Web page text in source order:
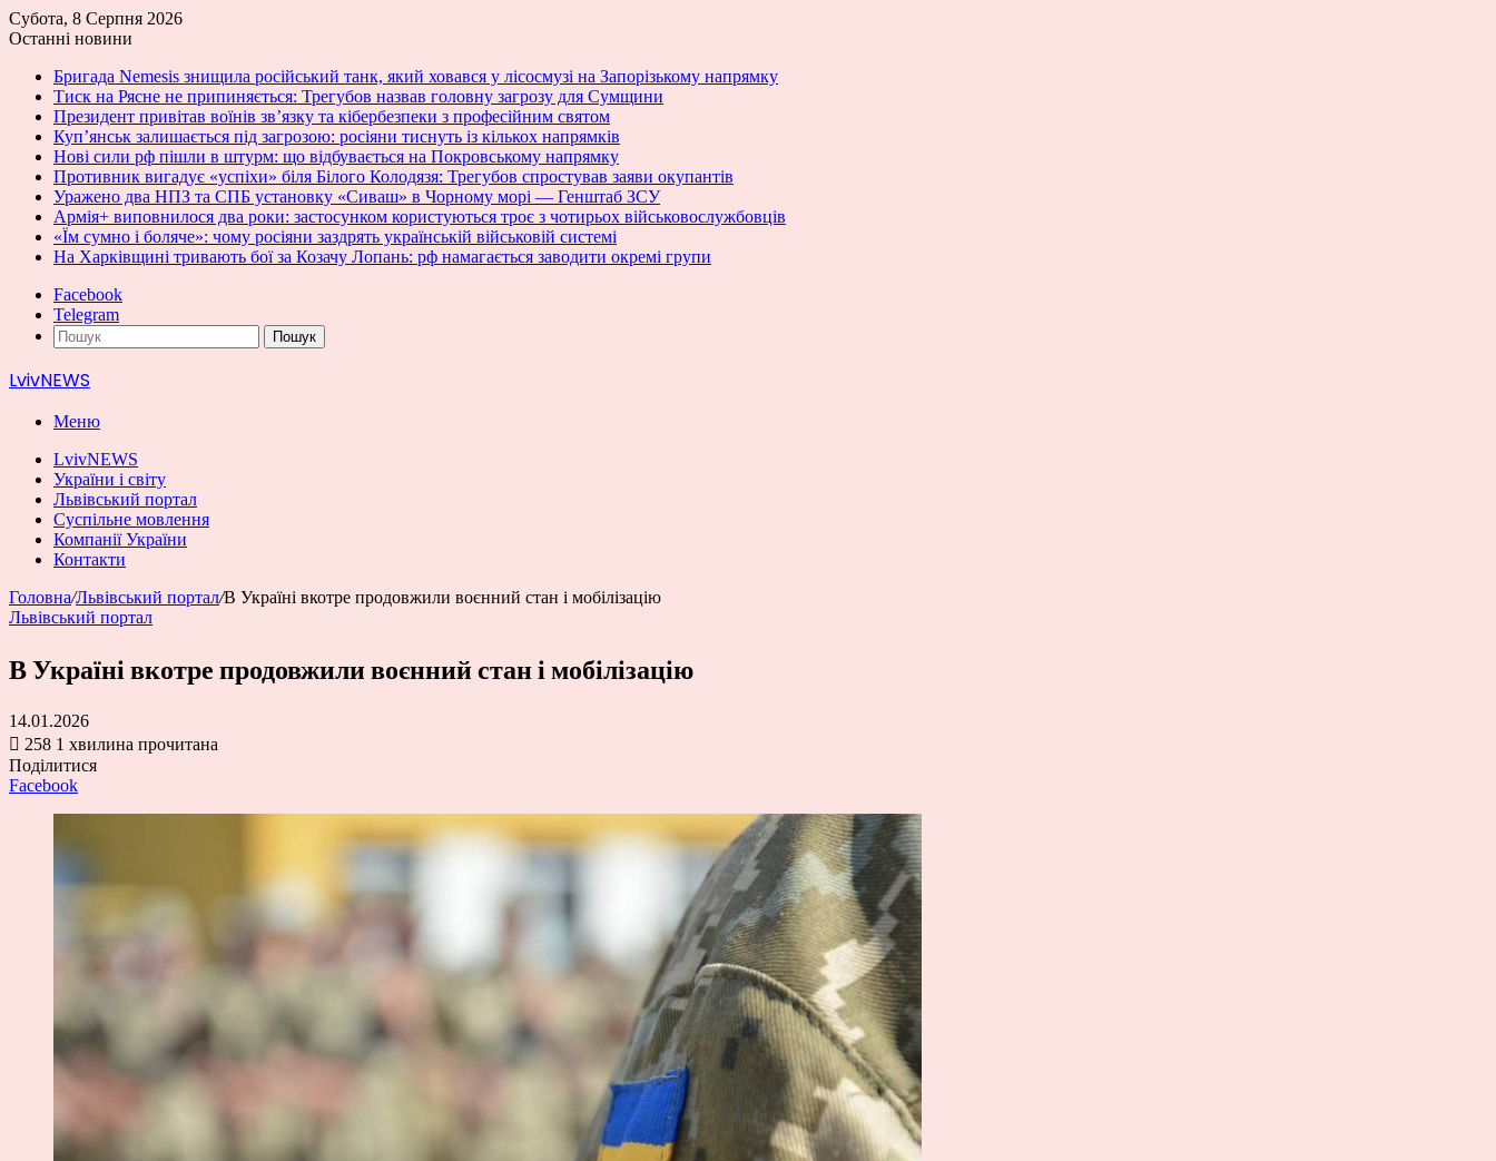
Субота, 8 Серпня 2026
Останні новини
Бригада Nemesis знищила російський танк, який ховався у лісосмузі на Запорізькому напрямку
Тиск на Рясне не припиняється: Трегубов назвав головну загрозу для Сумщини
Президент привітав воїнів зв’язку та кібербезпеки з професійним святом
Куп’янськ залишається під загрозою: росіяни тиснуть із кількох напрямків
Нові сили рф пішли в штурм: що відбувається на Покровському напрямку
Противник вигадує «успіхи» біля Білого Колодязя: Трегубов спростував заяви окупантів
Уражено два НПЗ та СПБ установку «Сиваш» в Чорному морі — Генштаб ЗСУ
Армія+ виповнилося два роки: застосунком користуються троє з чотирьох військовослужбовців
«Їм сумно і боляче»: чому росіяни заздрять українській військовій системі
На Харківщині тривають бої за Козачу Лопань: рф намагається заводити окремі групи
Facebook
Telegram
Пошук
LvivNEWS
Меню
LvivNEWS
України і світу
Львівський портал
Суспільне мовлення
Компанії України
Контакти
Головна/Львівський портал/В Україні вкотре продовжили воєнний стан і мобілізацію
Львівський портал
В Україні вкотре продовжили воєнний стан і мобілізацію
14.01.2026
258 1 хвилина прочитана
Поділитися
Facebook